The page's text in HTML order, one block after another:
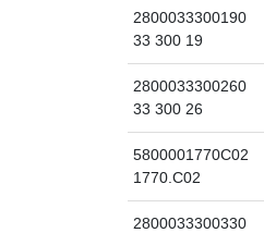
2800033300190
33 300 19
2800033300260
33 300 26
5800001770C02
1770.C02
2800033300330